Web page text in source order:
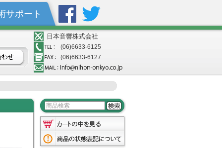
サポート
日本音響株式会社
(06)6633-6125
(06)6633-6127